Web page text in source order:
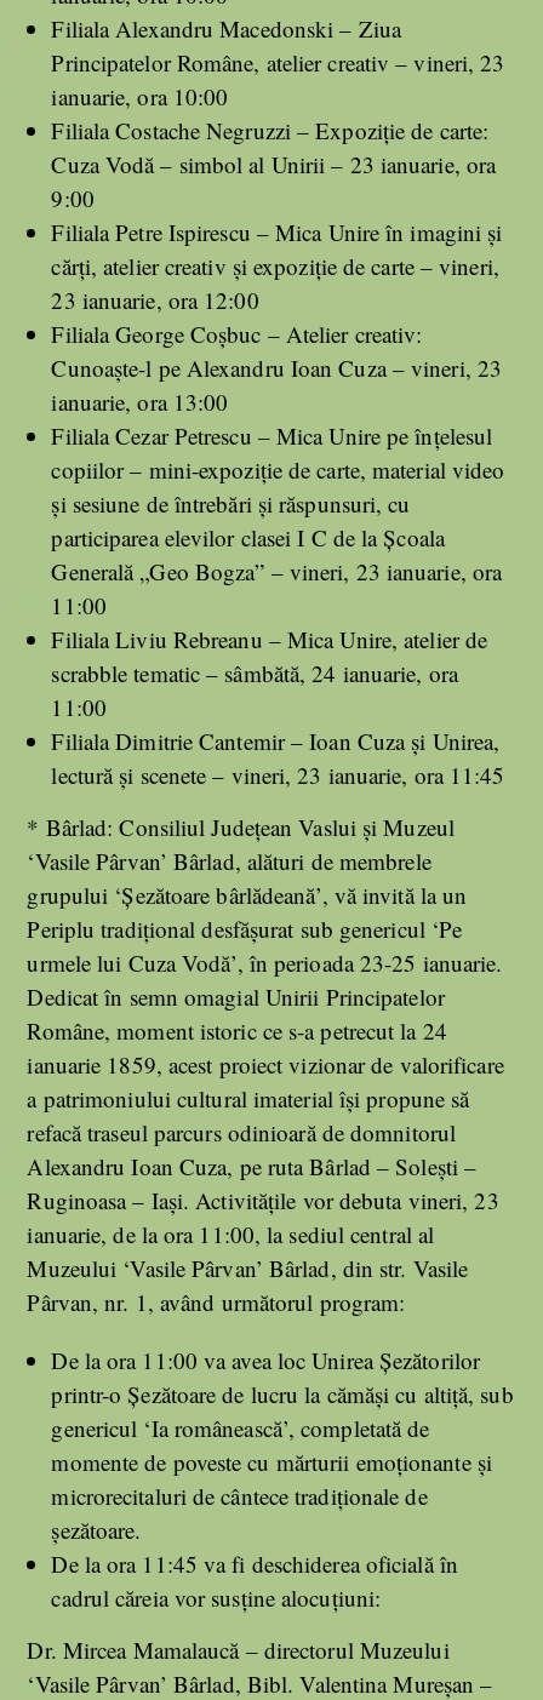
Filiala Alexandru Macedonski – Ziua
Principatelor Române, atelier creativ – vineri, 23
ianuarie, ora 10:00
Filiala Costache Negruzzi – Expoziție de carte:
Cuza Vodă – simbol al Unirii – 23 ianuarie, ora
9:00
Filiala Petre Ispirescu – Mica Unire în imagini și
cărți, atelier creativ și expoziție de carte – vineri,
23 ianuarie, ora 12:00
Filiala George Coșbuc – Atelier creativ:
Cunoaște-l pe Alexandru Ioan Cuza – vineri, 23
ianuarie, ora 13:00
Filiala Cezar Petrescu – Mica Unire pe înțelesul
copiilor – mini-expoziție de carte, material video
și sesiune de întrebări și răspunsuri, cu
participarea elevilor clasei I C de la Școala
Generală „Geo Bogza” – vineri, 23 ianuarie, ora
11:00
Filiala Liviu Rebreanu – Mica Unire, atelier de
scrabble tematic – sâmbătă, 24 ianuarie, ora
11:00
Filiala Dimitrie Cantemir – Ioan Cuza și Unirea,
lectură și scenete – vineri, 23 ianuarie, ora 11:45
* Bârlad: Consiliul Judeţean Vaslui şi Muzeul
‘Vasile Pârvan’ Bârlad, alături de membrele
grupului ‘Şezătoare bârlădeană’, vă invită la un
Periplu tradiţional desfăşurat sub genericul ‘Pe
urmele lui Cuza Vodă’, în perioada 23-25 ianuarie.
Dedicat în semn omagial Unirii Principatelor
Române, moment istoric ce s-a petrecut la 24
ianuarie 1859, acest proiect vizionar de valorificare
a patrimoniului cultural imaterial îşi propune să
refacă traseul parcurs odinioară de domnitorul
Alexandru Ioan Cuza, pe ruta Bârlad – Soleşti –
Ruginoasa – Iaşi. Activităţile vor debuta vineri, 23
ianuarie, de la ora 11:00, la sediul central al
Muzeului ‘Vasile Pârvan’ Bârlad, din str. Vasile
Pârvan, nr. 1, având următorul program:
De la ora 11:00 va avea loc Unirea Şezătorilor
printr-o Şezătoare de lucru la cămăşi cu altiţă, sub
genericul ‘Ia românească’, completată de
momente de poveste cu mărturii emoţionante şi
microrecitaluri de cântece tradiţionale de
şezătoare.
De la ora 11:45 va fi deschiderea oficială în
cadrul căreia vor susţine alocuţiuni:
Dr. Mircea Mamalaucă – directorul Muzeului
‘Vasile Pârvan’ Bârlad, Bibl. Valentina Mureşan –